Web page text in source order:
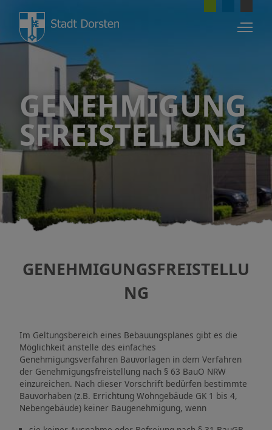
GENEHMIGUNG
SFREISTELLUNG
GENEHMIGUNGSFREISTELLU
NG
Im Geltungsbereich eines Bebauungsplanes gibt es die
Möglichkeit anstelle des einfaches
Genehmigungsverfahren Bauvorlagen in dem Verfahren
der Genehmigungsfreistellung nach § 63 BauO NRW
einzureichen. Nach dieser Vorschrift bedürfen bestimmte
Bauvorhaben (z.B. Errichtung Wohngebäude GK 1 bis 4,
Nebengebäude) keiner Baugenehmigung, wenn